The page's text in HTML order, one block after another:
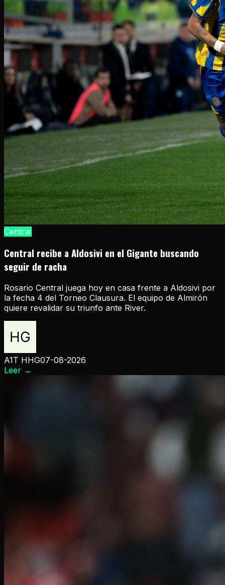
Central
Central recibe a Aldosivi en el Gigante buscando
seguir de racha
Rosario Central juega hoy en casa frente a Aldosivi por
la fecha 4 del Torneo Clausura. El equipo de Almirón
quiere revalidar su triunfo ante River.
A1T HHG07-08-2026
Leer →